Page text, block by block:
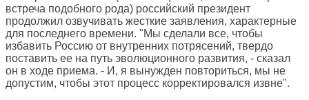
встреча подобного рода) российский президент
продолжил озвучивать жесткие заявления, характерные
для последнего времени. "Мы сделали все, чтобы
избавить Россию от внутренних потрясений, твердо
поставить ее на путь эволюционного развития, - сказал
он в ходе приема. - И, я вынужден повториться, мы не
допустим, чтобы этот процесс корректировался извне".